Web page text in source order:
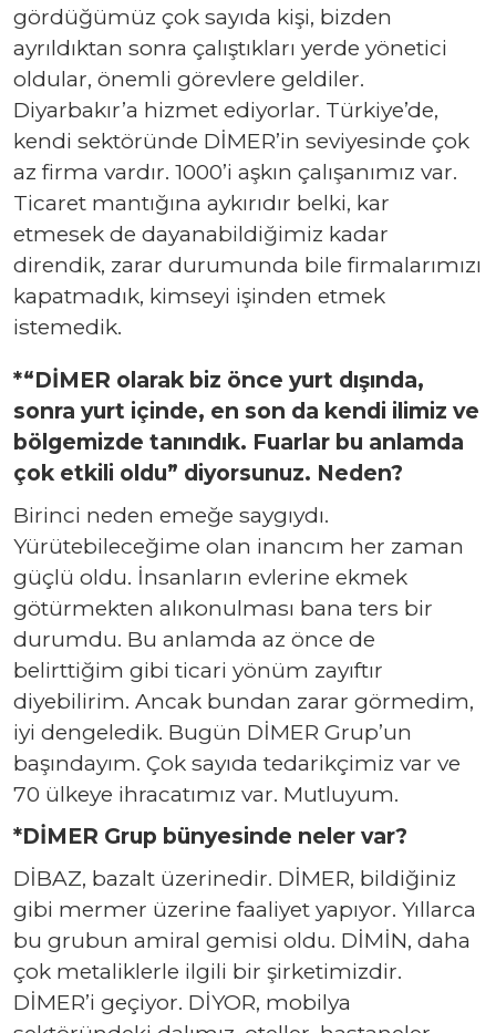
gördüğümüz çok sayıda kişi, bizden
ayrıldıktan sonra çalıştıkları yerde yönetici
oldular, önemli görevlere geldiler.
Diyarbakır’a hizmet ediyorlar. Türkiye’de,
kendi sektöründe DİMER’in seviyesinde çok
az firma vardır. 1000’i aşkın çalışanımız var.
Ticaret mantığına aykırıdır belki, kar
etmesek de dayanabildiğimiz kadar
direndik, zarar durumunda bile firmalarımızı
kapatmadık, kimseyi işinden etmek
istemedik.
*“DİMER olarak biz önce yurt dışında,
sonra yurt içinde, en son da kendi ilimiz ve
bölgemizde tanındık. Fuarlar bu anlamda
çok etkili oldu” diyorsunuz. Neden?
Birinci neden emeğe saygıydı.
Yürütebileceğime olan inancım her zaman
güçlü oldu. İnsanların evlerine ekmek
götürmekten alıkonulması bana ters bir
durumdu. Bu anlamda az önce de
belirttiğim gibi ticari yönüm zayıftır
diyebilirim. Ancak bundan zarar görmedim,
iyi dengeledik. Bugün DİMER Grup’un
başındayım. Çok sayıda tedarikçimiz var ve
70 ülkeye ihracatımız var. Mutluyum.
*DİMER Grup bünyesinde neler var?
DİBAZ, bazalt üzerinedir. DİMER, bildiğiniz
gibi mermer üzerine faaliyet yapıyor. Yıllarca
bu grubun amiral gemisi oldu. DİMİN, daha
çok metaliklerle ilgili bir şirketimizdir.
DİMER’i geçiyor. DİYOR, mobilya